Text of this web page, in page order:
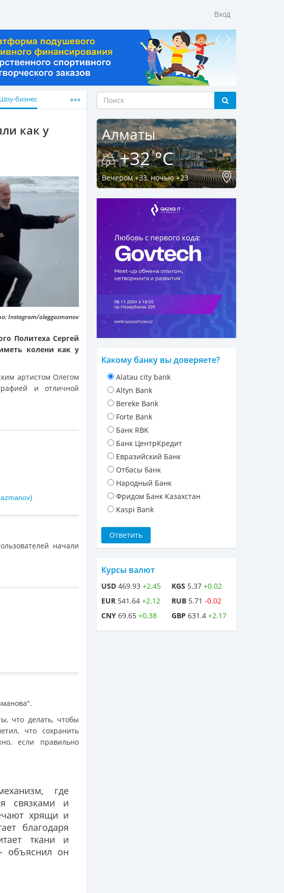
Вход
Шоу-бизнес
как у
Instagram/oleggazmanov
Политеха Сергей
колени как у
артистом Олегом
и отличной
начали
что делать, чтобы
что сохранить
если правильно
где
связками и
хрящи и
благодаря
ткани и
объяснил он
Алматы
+32 °C
Вечером +33, ночью +23
Какому банку вы доверяете?
Alatau city bank
Altyn Bank
Bereke Bank
Forte Bank
Банк RBK
Банк ЦентрКредит
Евразийский Банк
Отбасы банк
Народный Банк
Фридом Банк Казахстан
Kaspi Bank
Курсы валют
USD 469.93 +2.45
EUR 541.64 +2.12
CNY 69.65 +0.38
KGS 5.37 +0.02
RUB 5.71 -0.02
GBP 631.4 +2.17